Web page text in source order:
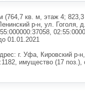
кв. м, этаж 4;
р-н, ул. Гоголя,
01.01.2021
г. Уфа, Кировский р-
имущество (17 поз.),